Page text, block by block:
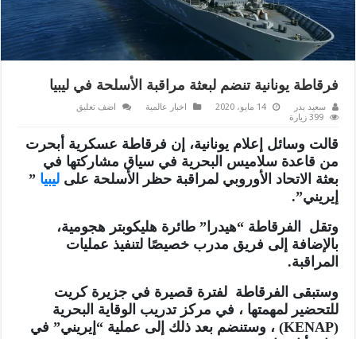
فرقاطة يونانية تنضم لبعثة مراقبة الأسلحة في ليبيا‎
سعيد بدر 14 مايو، 2020 اخبار عالمية
اضف تعليق
399 زيارة
قالت وسائل إعلام يونانية، إن فرقاطة عسكرية أبحرت
من قاعدة سلاميس البحرية في سياق مشاركتها في
بعثة الاتحاد الأوروبي لمراقبة حظر الأسلحة على ليبيا”
إيريني”.
وتقل الفرقاطة “هيدرا” طائرة هليكوبتر هجومية،
بالإضافة إلى فريق مدرب خصيصًا لتنفيذ عمليات
المراقبة.
وستبقى الفرقاطة لفترة قصيرة في جزيرة كريت
للتحضير لمهمتها ، في مركز تدريب الوقاية البحرية
(KENAP) ، وستنضم بعد ذلك إلى عملية “إيريني” في